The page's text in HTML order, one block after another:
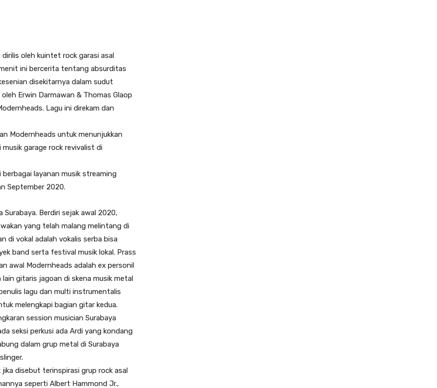
oleh kuintet rock garasi asal
ini bercerita tentang absurditas
disekitarnya dalam sudut
Erwin Darmawan & Thomas Glaop
Lagu ini direkam dan
Modernheads untuk menunjukkan
garage rock revivalist di
layanan musik streaming
September 2020.
Berdiri sejak awal 2020,
yang telah malang melintang di
di vokal adalah vokalis serba bisa
band serta festival musik lokal. Prass
awal Modernheads adalah ex personil
gitaris jagoan di skena musik metal
lagu dan multi instrumentalis
melengkapi bagian gitar kedua.
session musician Surabaya
seksi perkusi ada Ardi yang kondang
dalam grup metal di Surabaya
disebut terinspirasi grup rock asal
seperti Albert Hammond Jr.,